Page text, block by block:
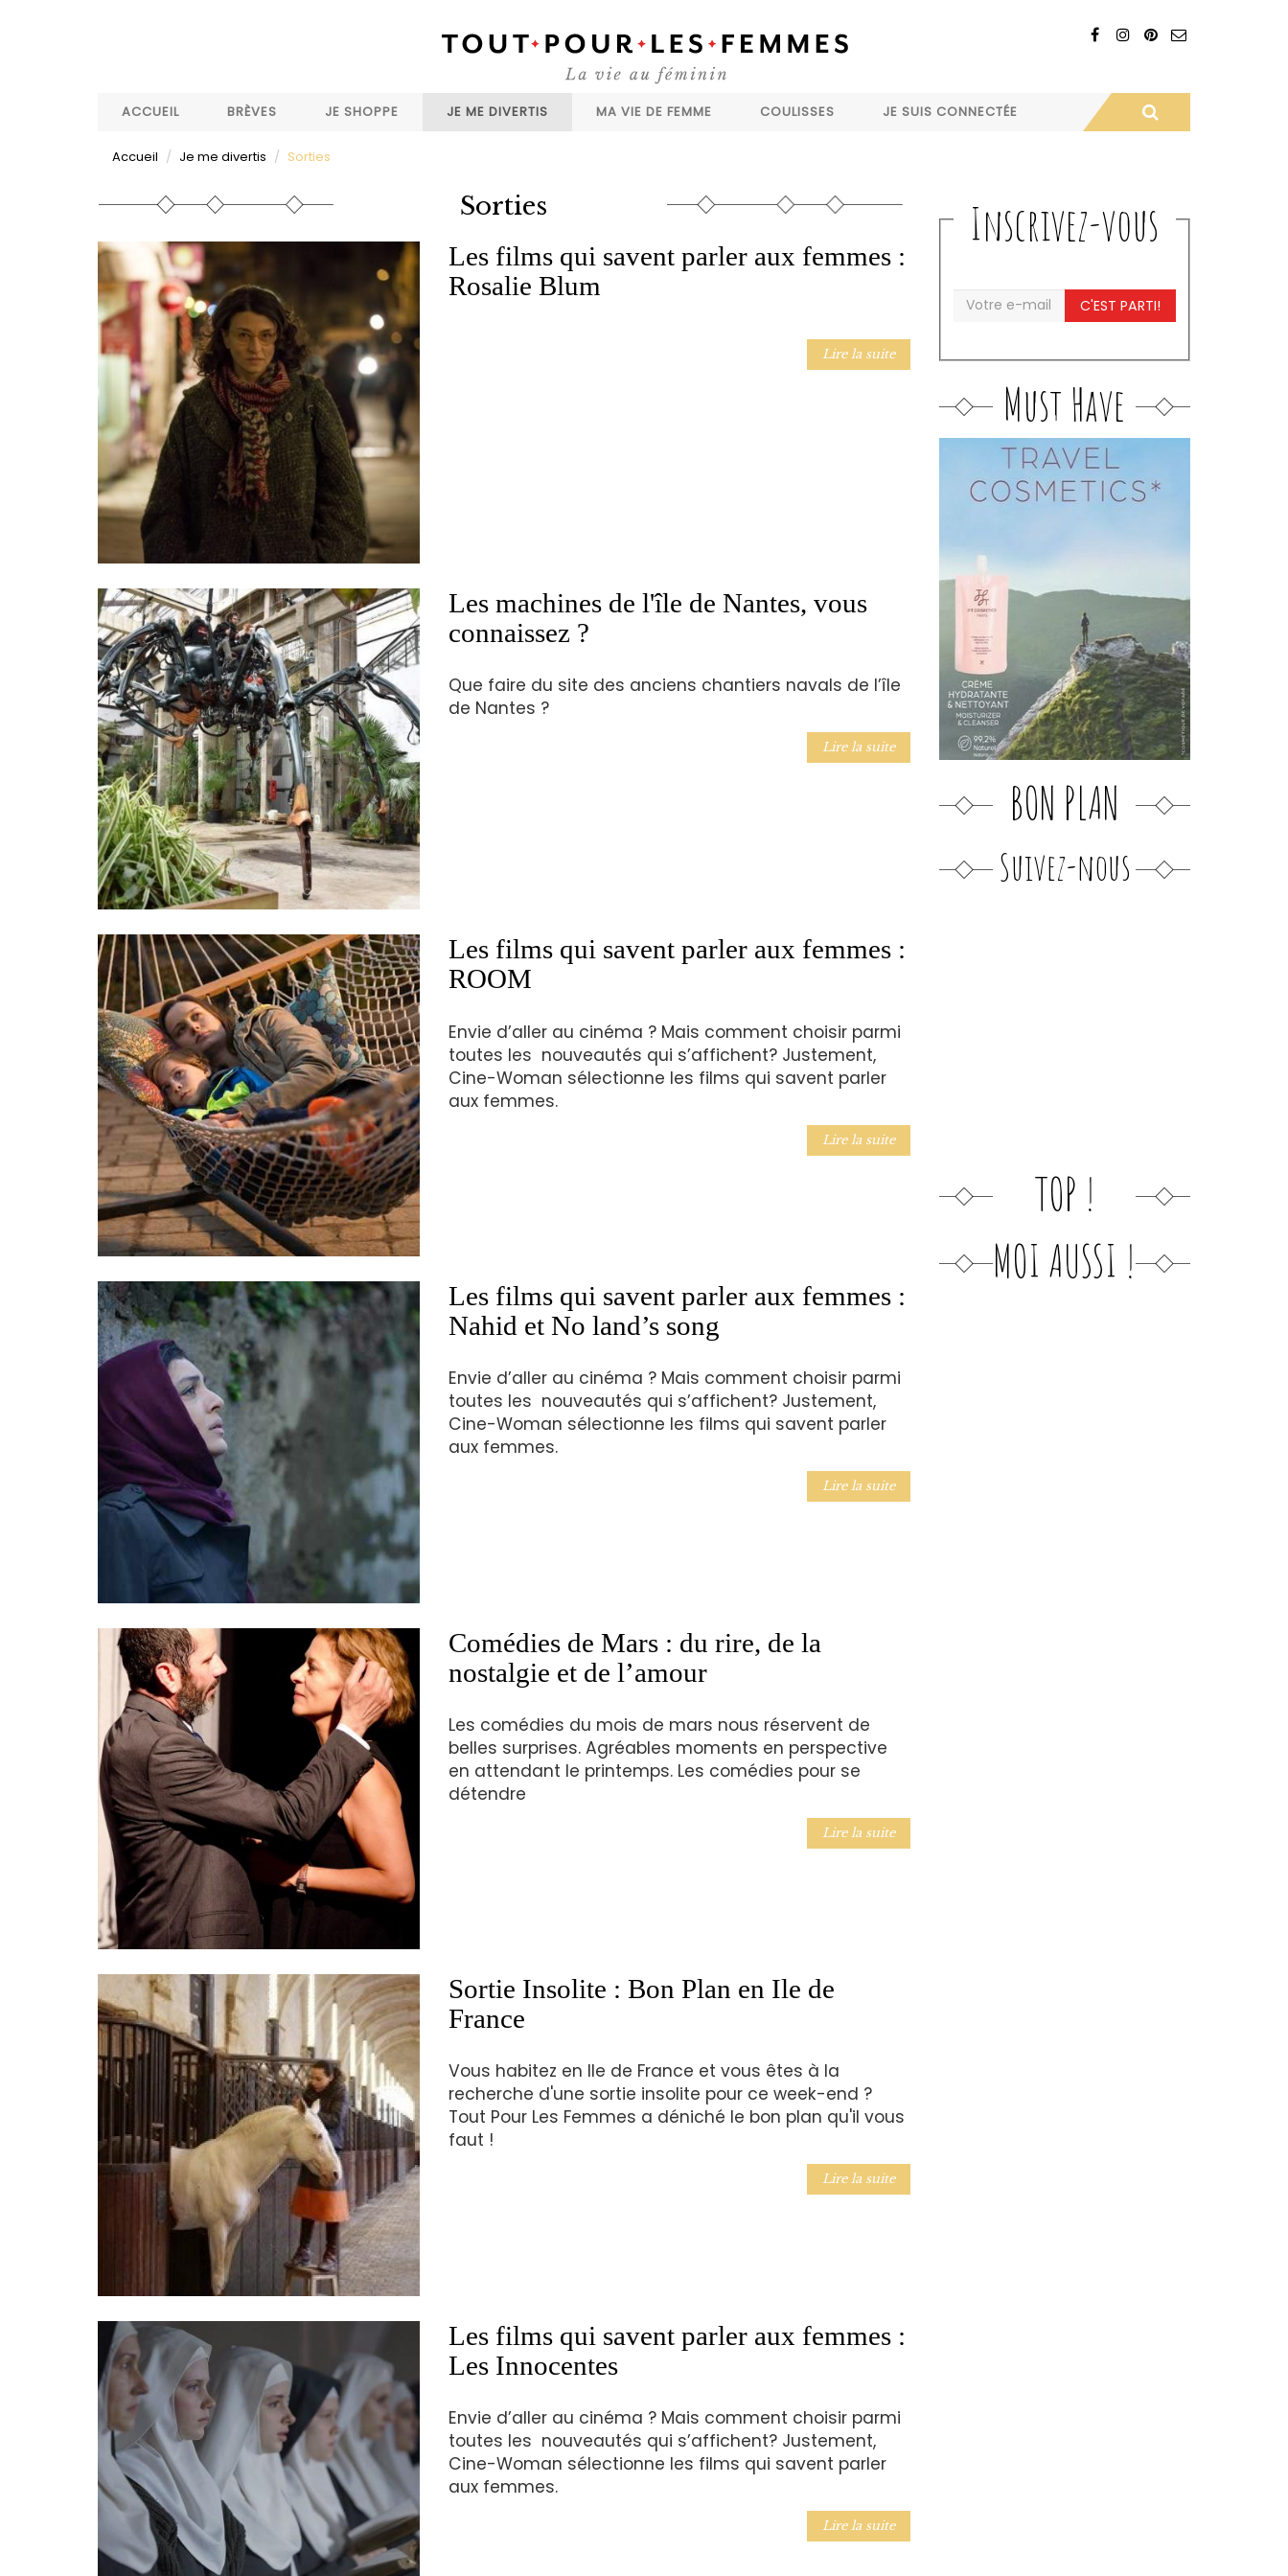
ACCUEIL
BRÈVES JE SHOPPE JE ME DIVERTIS MA VIE DE FEMME COULISSES JE SUIS CONNECTÉE
Accueil Je me divertis Sorties
Sorties
Les films qui savent parler aux femmes :
Rosalie Blum
Lire la suite
Les machines de l'île de Nantes, vous
connaissez ?
Que faire du site des anciens chantiers navals de l’île
de Nantes ?
Lire la suite
Les films qui savent parler aux femmes :
ROOM
Envie d’aller au cinéma ? Mais comment choisir parmi
toutes les nouveautés qui s’affichent? Justement,
Cine-Woman sélectionne les films qui savent parler
aux femmes.
Lire la suite
Les films qui savent parler aux femmes :
Nahid et No land’s song
Envie d’aller au cinéma ? Mais comment choisir parmi
toutes les nouveautés qui s’affichent? Justement,
Cine-Woman sélectionne les films qui savent parler
aux femmes.
Lire la suite
Comédies de Mars : du rire, de la
nostalgie et de l’amour
Les comédies du mois de mars nous réservent de
belles surprises. Agréables moments en perspective
en attendant le printemps. Les comédies pour se
détendre
Lire la suite
Sortie Insolite : Bon Plan en Ile de
France
Vous habitez en Ile de France et vous êtes à la
recherche d'une sortie insolite pour ce week-end ?
Tout Pour Les Femmes a déniché le bon plan qu'il vous
faut !
Lire la suite
Les films qui savent parler aux femmes :
Les Innocentes
Envie d’aller au cinéma ? Mais comment choisir parmi
toutes les nouveautés qui s’affichent? Justement,
Cine-Woman sélectionne les films qui savent parler
aux femmes.
Lire la suite
Inscrivez-vous
C'EST PARTI!
Must Have
BON PLAN
Suivez-nous
TOP !
MOI AUSSI !